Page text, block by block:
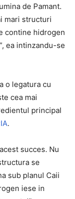
de Pamant.
mari structuri
contine hidrogen
ea intinzandu-se
o legatura cu
cea mai
principal
.
succes. Nu
se
sub planul Caii
iese in